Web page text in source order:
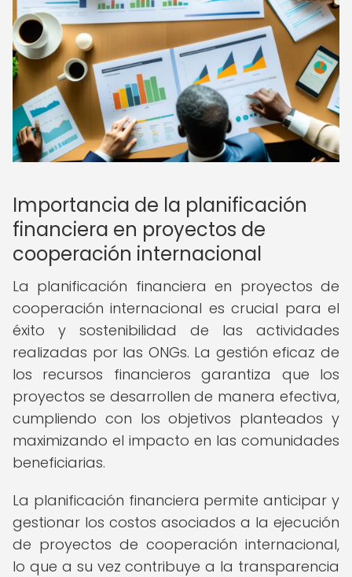
Importancia de la planificación
financiera en proyectos de
cooperación internacional
La planificación financiera en proyectos de
cooperación internacional es crucial para el
éxito y sostenibilidad de las actividades
realizadas por las ONGs. La gestión eficaz de
los recursos financieros garantiza que los
proyectos se desarrollen de manera efectiva,
cumpliendo con los objetivos planteados y
maximizando el impacto en las comunidades
beneficiarias.
La planificación financiera permite anticipar y
gestionar los costos asociados a la ejecución
de proyectos de cooperación internacional,
lo que a su vez contribuye a la transparencia